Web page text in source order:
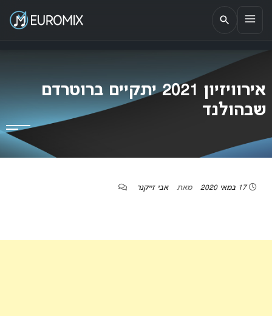
EUROMIX
אתר הבית של האירוויזיון בישראל
אירוויזיון 2021 יתקיים ברוטרדם
שבהולנד
17 במאי 2020 מאת אבי זייקנר